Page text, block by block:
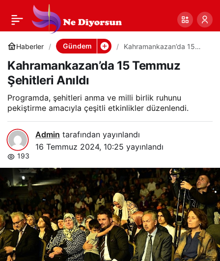
Haberler Gündem
Kahramankazan’da 15
Kahramankazan’da 15 Temmuz
Şehitleri Anıldı
Programda, şehitleri anma ve milli birlik ruhunu
pekiştirme amacıyla çeşitli etkinlikler düzenlendi.
Admin tarafından yayınlandı
16 Temmuz 2024, 10:25 yayınlandı
193
Kahramankazan’da 15
Temmuz Şehitleri
Anıldı
Paylaş